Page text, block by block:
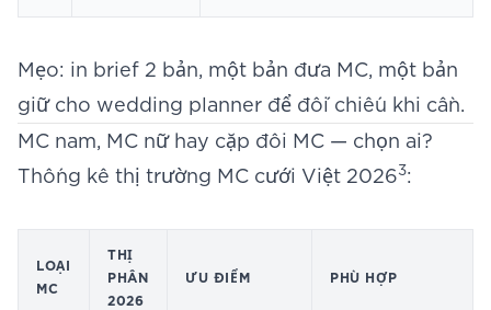
Mẹo: in brief 2 bản, một bản đưa MC, một bản
giữ cho wedding planner để đối chiếu khi cần.
MC nam, MC nữ hay cặp đôi MC — chọn ai?
Thống kê thị trường MC cưới Việt 20263:
LOẠI
MC
THỊ
PHẦN
2026
ƯU ĐIỂM PHÙ HỢP